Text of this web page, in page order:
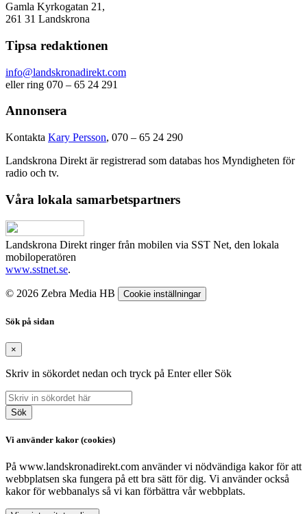
Gamla Kyrkogatan 21,
261 31 Landskrona
Tipsa redaktionen
info@landskronadirekt.com
eller ring 070 – 65 24 291
Annonsera
Kontakta Kary Persson, 070 – 65 24 290
Landskrona Direkt är registrerad som databas hos Myndigheten för
radio och tv.
Våra lokala samarbetspartners
Landskrona Direkt ringer från mobilen via SST Net, den lokala
mobiloperatören
www.sstnet.se.
© 2026 Zebra Media HB Cookie inställningar
Sök på sidan
×
Skriv in sökordet nedan och tryck på Enter eller Sök
Sök
Vi använder kakor (cookies)
På www.landskronadirekt.com använder vi nödvändiga kakor för att
webbplatsen ska fungera på ett bra sätt för dig. Vi använder också
kakor för webbanalys så vi kan förbättra vår webbplats.